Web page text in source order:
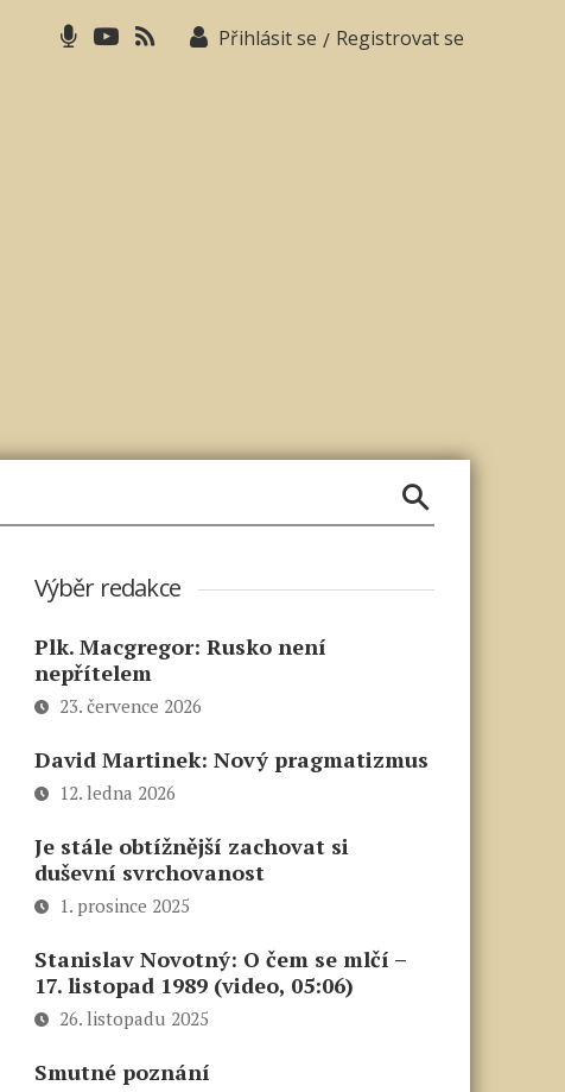
Přihlásit se / Registrovat se
Výběr redakce
Plk. Macgregor: Rusko není
nepřítelem
23. července 2026
David Martinek: Nový pragmatizmus
12. ledna 2026
Je stále obtížnější zachovat si
duševní svrchovanost
1. prosince 2025
Stanislav Novotný: O čem se mlčí –
17. listopad 1989 (video, 05:06)
26. listopadu 2025
Smutné poznání